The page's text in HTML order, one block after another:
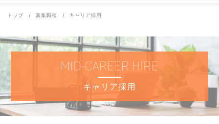
トップ 募集職種 キャリア採用
キャリア採用